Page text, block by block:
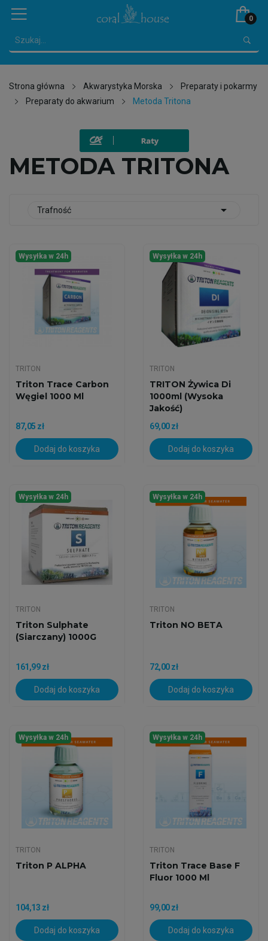
0
Strona główna Akwarystyka Morska
Preparaty i pokarmy
Preparaty do akwarium
Metoda Tritona
METODA TRITONA
Trafność 
Wysyłka w 24h
TRITON
Triton Trace Carbon
Węgiel 1000 Ml
87,05 zł
Dodaj do koszyka
Wysyłka w 24h
TRITON
TRITON Żywica Di
1000ml (wysoka
Jakość)
69,00 zł
Dodaj do koszyka
Wysyłka w 24h
TRITON
Triton Sulphate
(siarczany) 1000G
161,99 zł
Dodaj do koszyka
Wysyłka w 24h
TRITON
Triton NO BETA
72,00 zł
Dodaj do koszyka
Wysyłka w 24h
TRITON
Triton P ALPHA
104,13 zł
Dodaj do koszyka
Wysyłka w 24h
TRITON
Triton Trace Base F
Fluor 1000 Ml
99,00 zł
Dodaj do koszyka